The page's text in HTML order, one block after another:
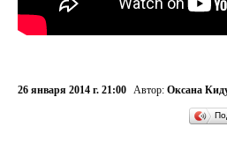
26 января 2014 г. 21:00 Автор: Оксана